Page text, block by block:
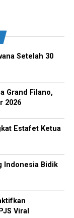
Setelah 30
Grand Filano,
2026
Estafet Ketua
Indonesia Bidik
Viral